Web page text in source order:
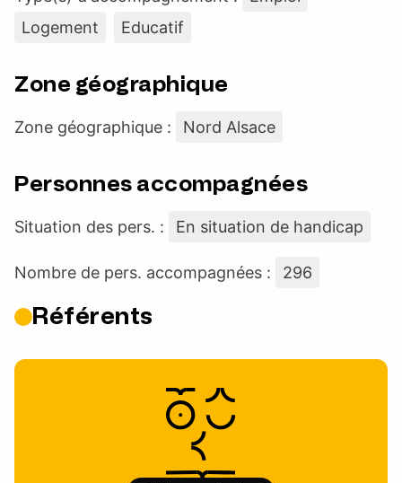
Logement
Educatif
Zone géographique
Zone géographique : Nord Alsace
Personnes accompagnées
Situation des pers. : En situation de handicap
Nombre de pers. accompagnées : 296
Référents